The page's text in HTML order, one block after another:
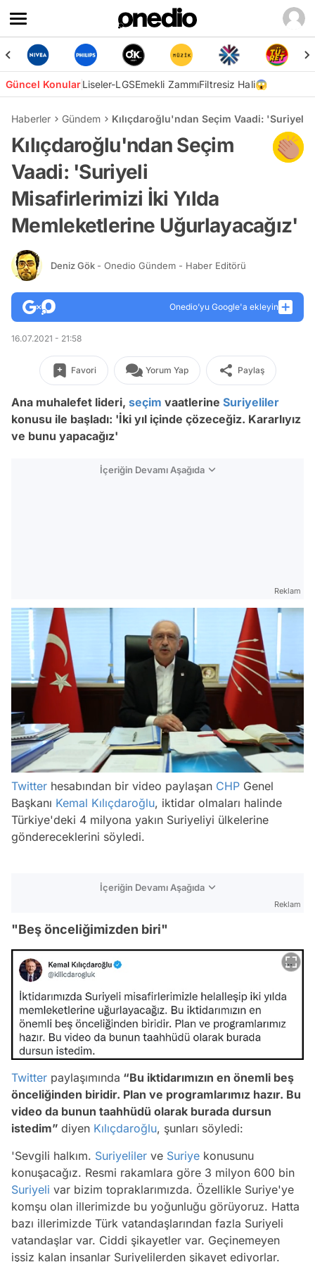
Güncel KonularLiseler-LGSEmekli ZammıFiltresiz Hali😱
Haberler Gündem Kılıçdaroğlu'ndan Seçim Vaadi: 'Suriyeli
Kılıçdaroğlu'ndan Seçim
Vaadi: 'Suriyeli
Misafirlerimizi İki Yılda
Memleketlerine Uğurlayacağız'
Deniz Gök - Onedio Gündem - Haber Editörü
Onedio’yu Google'a ekleyin
16.07.2021 - 21:58
Favori Yorum Yap Paylaş
Ana muhalefet lideri, seçim vaatlerine Suriyeliler
konusu ile başladı: 'İki yıl içinde çözeceğiz. Kararlıyız
ve bunu yapacağız'
İçeriğin Devamı Aşağıda
Reklam
Twitter hesabından bir video paylaşan CHP Genel
Başkanı Kemal Kılıçdaroğlu, iktidar olmaları halinde
Türkiye'deki 4 milyona yakın Suriyeliyi ülkelerine
göndereceklerini söyledi.
İçeriğin Devamı Aşağıda
Reklam
"Beş önceliğimizden biri"
Twitter paylaşımında “Bu iktidarımızın en önemli beş
önceliğinden biridir. Plan ve programlarımız hazır. Bu
video da bunun taahhüdü olarak burada dursun
istedim” diyen Kılıçdaroğlu, şunları söyledi:
'Sevgili halkım. Suriyeliler ve Suriye konusunu
konuşacağız. Resmi rakamlara göre 3 milyon 600 bin
Suriyeli var bizim topraklarımızda. Özellikle Suriye'ye
komşu olan illerimizde bu yoğunluğu görüyoruz. Hatta
bazı illerimizde Türk vatandaşlarından fazla Suriyeli
vatandaşlar var. Ciddi şikayetler var. Geçinemeyen
işsiz kalan insanlar Suriyelilerden şikayet ediyorlar.